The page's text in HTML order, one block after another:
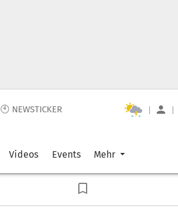
🕙 NEWSTICKER | |
Videos Events Mehr